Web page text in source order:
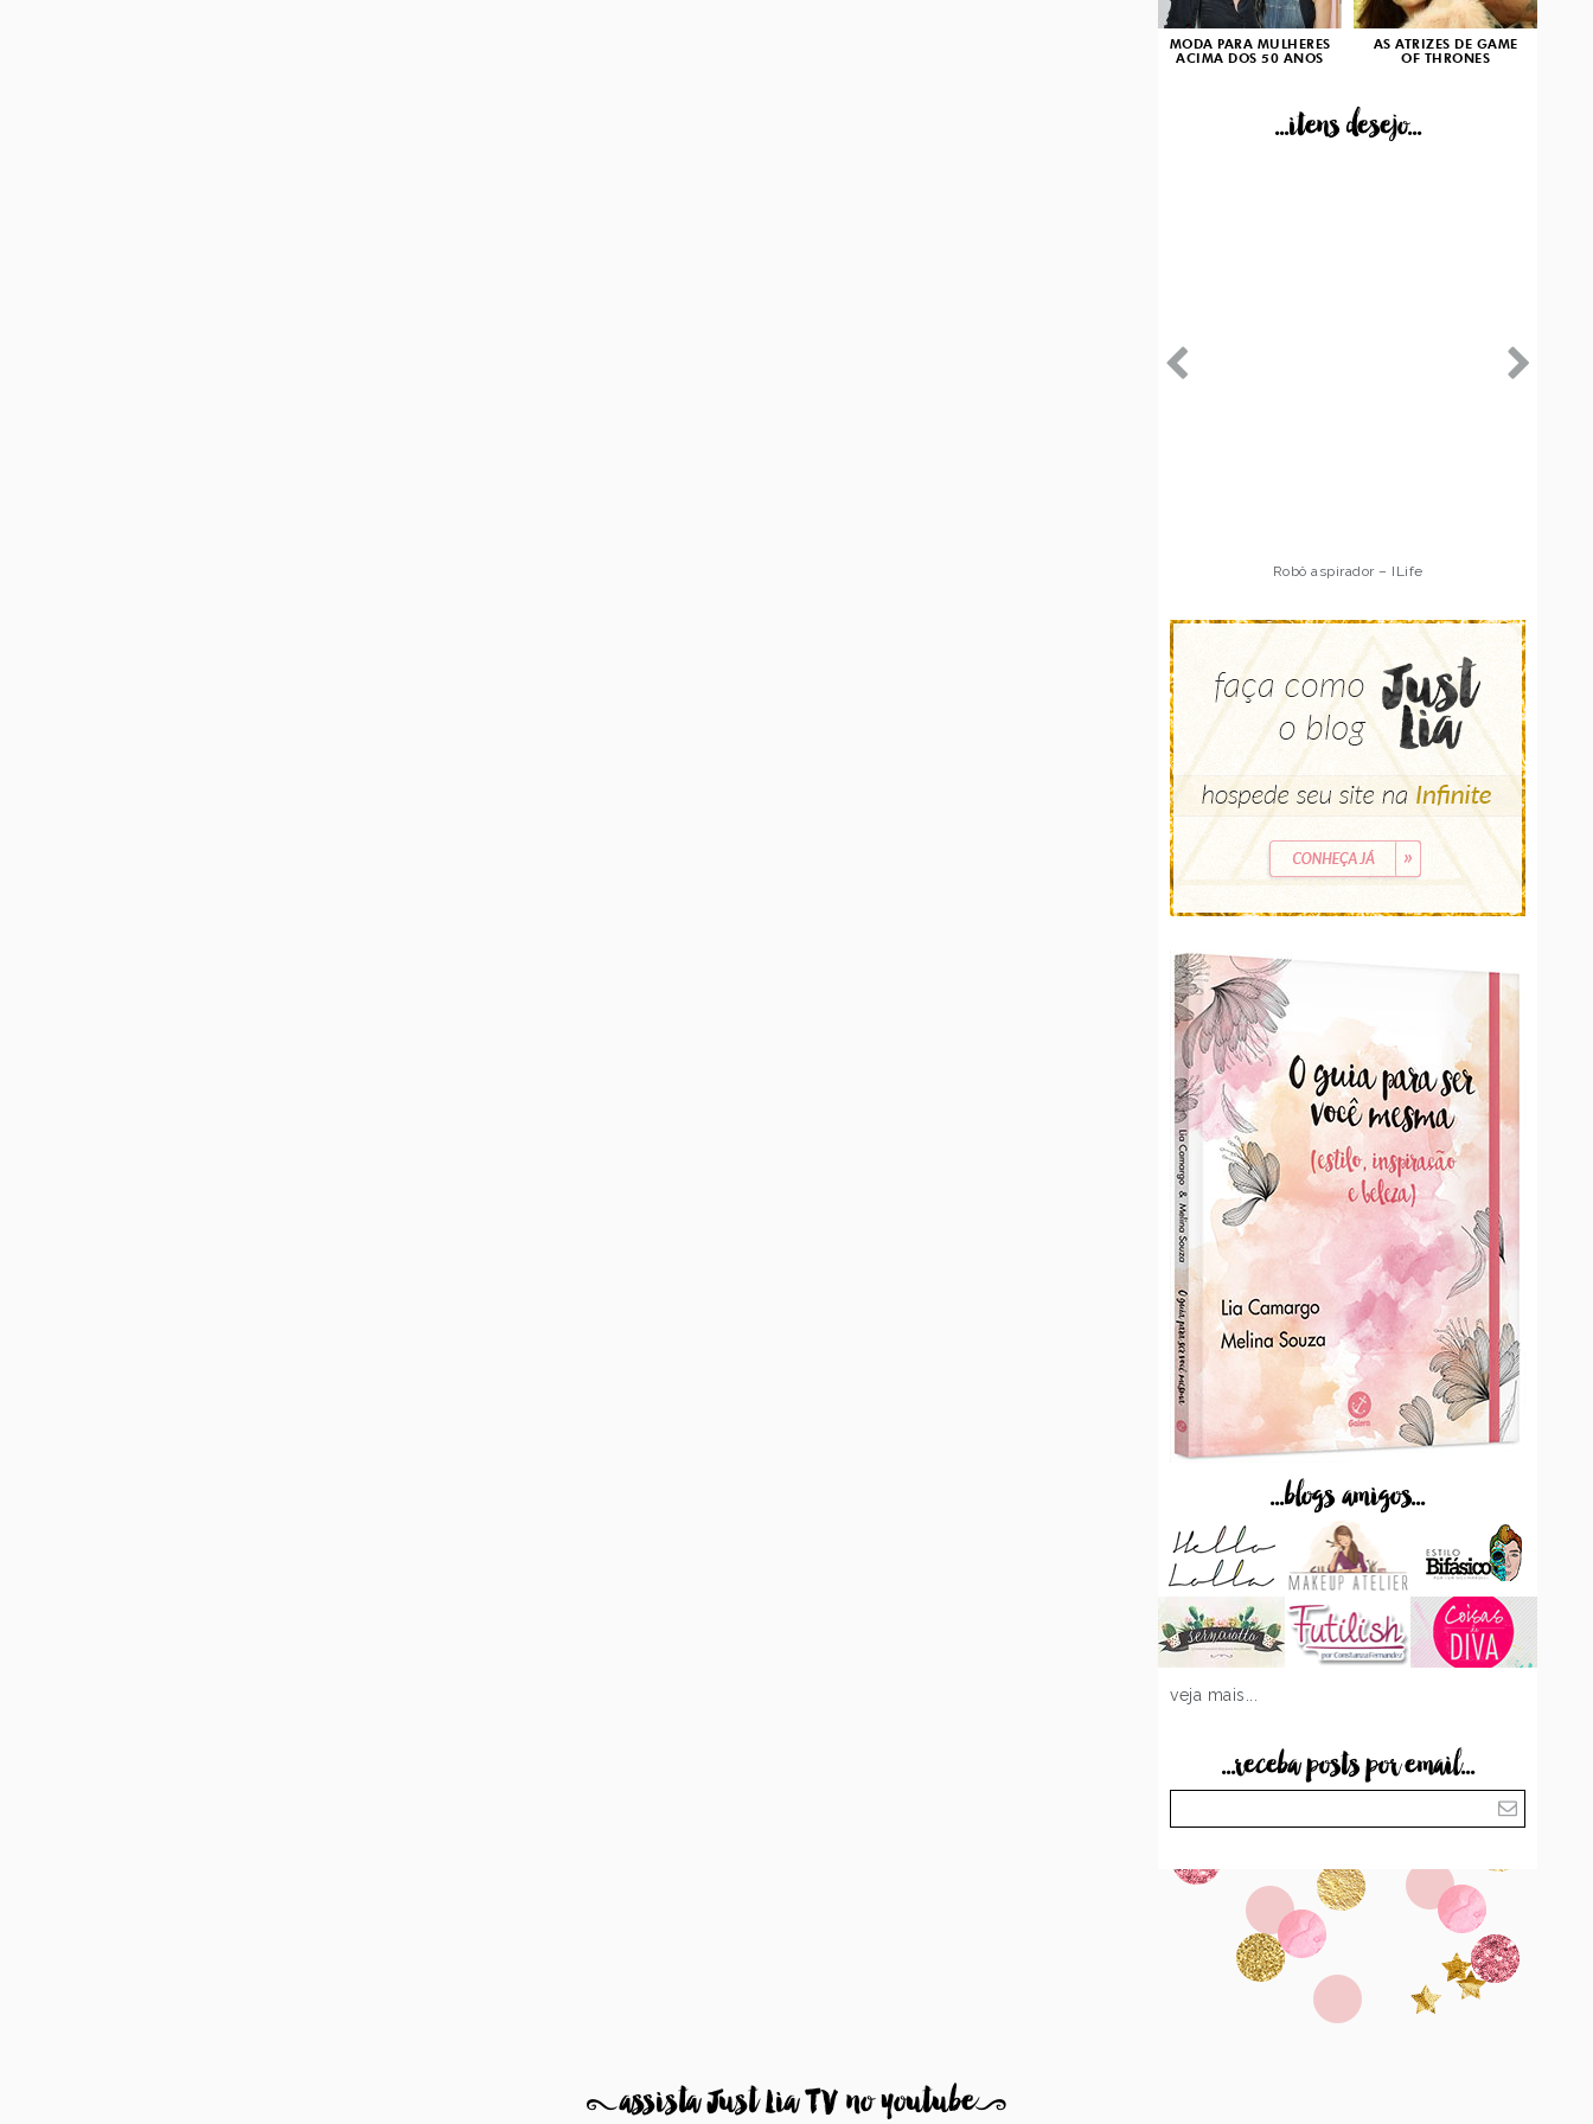
MODA PARA MULHERES
ACIMA DOS 50 ANOS
AS ATRIZES DE GAME
OF THRONES
...itens desejo...
Robô aspirador – Multilaser
...blogs amigos...
veja mais...
...receba posts por email...
8assista Just Lia TV no youtube9